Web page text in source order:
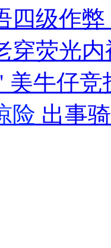
减压"枕头大战"
四级作
穿荧光
美牛仔竞
险 出事